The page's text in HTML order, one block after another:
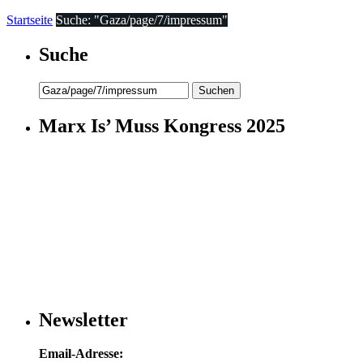
Startseite Suche: "Gaza/page/7/impressum"
Suche
Suchen
nach:
Marx Is’ Muss Kongress 2025
Newsletter
Email-Adresse: